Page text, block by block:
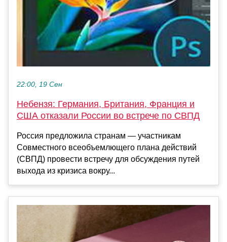
22:00, 19 Сен
Небензя: Германия, Британия, Франция и
США отказали России во встрече по СВПД
Россия предложила странам — участникам
Совместного всеобъемлющего плана действий
(СВПД) провести встречу для обсуждения путей
выхода из кризиса вокру...